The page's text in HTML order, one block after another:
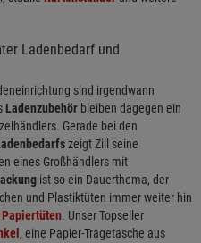
Ladenbedarf und
sind irgendwann
Ladenzubehör bleiben dagegen ein
Gerade bei den
zeigt Zill seine
eines Großhändlers mit
ist so ein Dauerthema, der
und Plastiktüten immer weiter hin
. Unser Topseller
, eine Papier-Tragetasche aus